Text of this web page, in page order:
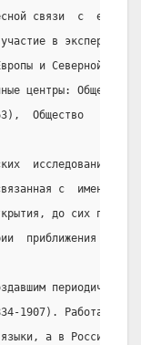
связи  с
в
и Северной
центры: Общество
Общество
исследований
с  именем
до сих пор
приближения
периодическую
1907). Работа его
языки, а в России